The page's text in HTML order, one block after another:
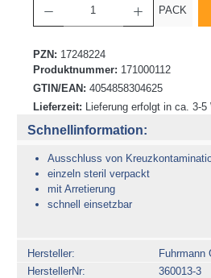
PACK
PZN: 17248224
Produktnummer: 171000112
GTIN/EAN: 4054858304625
Lieferzeit: Lieferung erfolgt in ca. 3-5
Schnellinformation:
Ausschluss von
einzeln steril verpackt
mit Arretierung
schnell einsetzbar
Hersteller
Fuhrmann
HerstellerNr
360013-3